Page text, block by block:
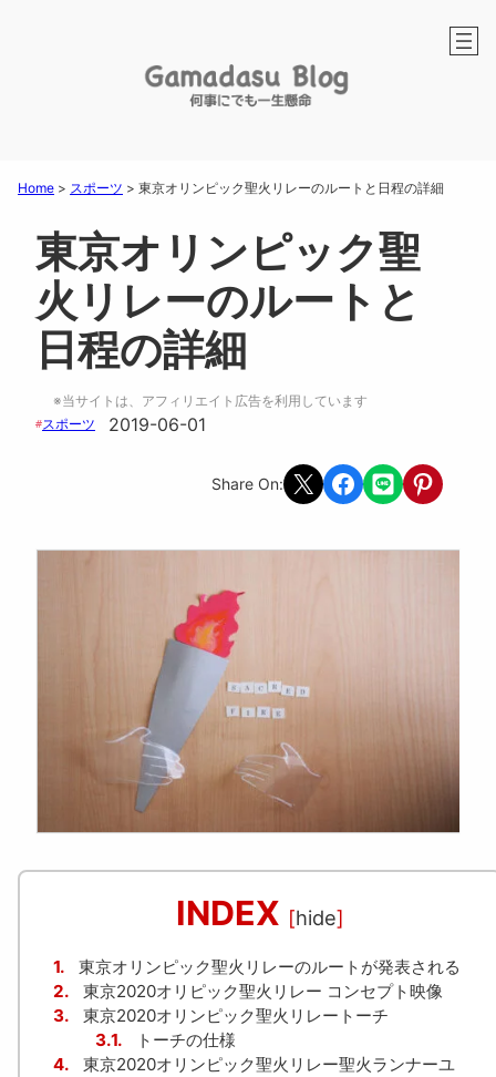
Home > スポーツ > 東京オリンピック聖火リレーのルートと日程の詳細
東京オリンピック聖
火リレーのルートと
日程の詳細
※当サイトは、アフィリエイト広告を利用しています
#スポーツ 2019-06-01
Share On: Share on X Share on Facebook
Share on LINEShare on
INDEX [hide]
1.
東京オリンピック聖火リレーのルートが発表される
2.
東京2020オリピック聖火リレー コンセプト映像
3.
東京2020オリンピック聖火リレートーチ
3.1.
トーチの仕様
4.
東京2020オリンピック聖火リレー聖火ランナーユ